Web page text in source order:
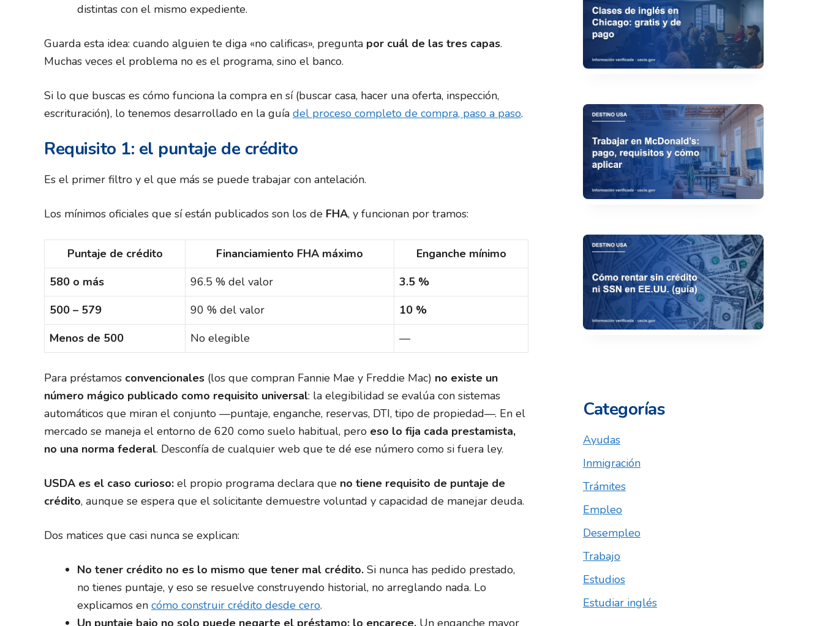
distintas con el mismo expediente.
Guarda esta idea: cuando alguien te diga «no calificas», pregunta por cuál de las tres capas.
Muchas veces el problema no es el programa, sino el banco.
Si lo que buscas es cómo funciona la compra en sí (buscar casa, hacer una oferta, inspección,
escrituración), lo tenemos desarrollado en la guía del proceso completo de compra, paso a paso.
Requisito 1: el puntaje de crédito
Es el primer filtro y el que más se puede trabajar con antelación.
Los mínimos oficiales que sí están publicados son los de FHA, y funcionan por tramos:
Puntaje de crédito Financiamiento FHA máximo
Enganche mínimo
580 o más
96.5 % del valor
3.5 %
500 – 579
90 % del valor
10 %
Menos de 500
No elegible —
Para préstamos convencionales (los que compran Fannie Mae y Freddie Mac) no existe un
número mágico publicado como requisito universal: la elegibilidad se evalúa con sistemas
automáticos que miran el conjunto —puntaje, enganche, reservas, DTI, tipo de propiedad—. En el
mercado se maneja el entorno de 620 como suelo habitual, pero eso lo fija cada prestamista,
no una norma federal. Desconfía de cualquier web que te dé ese número como si fuera ley.
USDA es el caso curioso: el propio programa declara que no tiene requisito de puntaje de
crédito, aunque se espera que el solicitante demuestre voluntad y capacidad de manejar deuda.
Dos matices que casi nunca se explican:
No tener crédito no es lo mismo que tener mal crédito. Si nunca has pedido prestado,
no tienes puntaje, y eso se resuelve construyendo historial, no arreglando nada. Lo
explicamos en cómo construir crédito desde cero.
Categorías
Ayudas
Inmigración
Trámites
Empleo
Desempleo
Trabajo
Estudios
Estudiar inglés